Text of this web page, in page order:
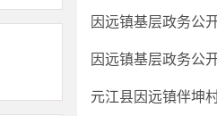
因远镇基层政务公
因远镇基层政务公
元江县因远镇伴坤